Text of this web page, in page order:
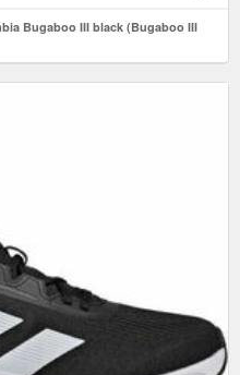
Bugaboo III black (Bugaboo III